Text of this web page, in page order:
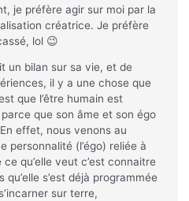
je préfère agir sur moi par la
créatrice. Je préfère
lol 😉
un bilan sur sa vie, et de
il y a une chose que
que l’être humain est
que son âme et son égo
effet, nous venons au
personnalité (l’égo) reliée à
ce qu’elle veut c’est connaitre
qu’elle s’est déjà programmée
sur terre,